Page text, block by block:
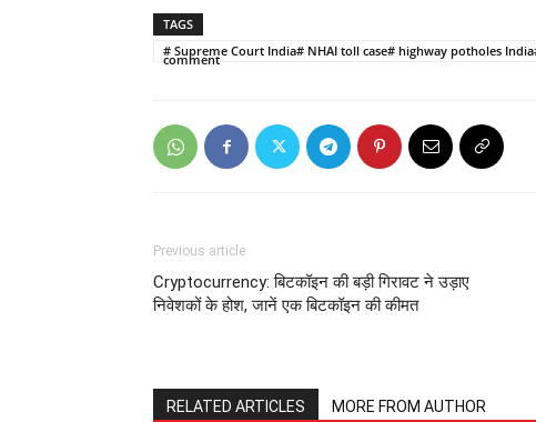
TAGS
# Supreme Court India# NHAI toll case# highway potholes
comment
Previous article
Cryptocurrency: बिटकॉइन की बड़ी गिरावट ने उड़ाए
निवेशकों के होश, जानें एक बिटकॉइन की कीमत
RELATED ARTICLES MORE FROM AUTHOR